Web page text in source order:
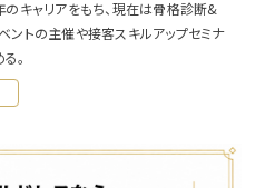
キャリアをもち、現在は骨格診断&
ントの主催や接客スキルアップセミナ
。